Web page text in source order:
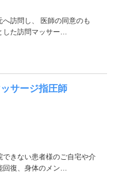
へ訪問し、 医師の同意のも
した訪問マッサー…
サージ指圧師
できない患者様のご自宅や介
復、身体のメン…